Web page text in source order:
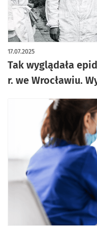
Tak wyglądała
r. we Wrocławiu.
17.07.2025
artykuł z galerią zdjęć